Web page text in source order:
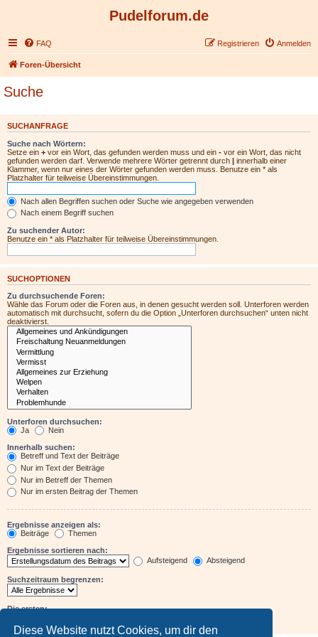
Diese Website nutzt Cookies, um dir den
Pudelforum.de
FAQ Anmelden
Registrieren
Foren-Übersicht
Suche
SUCHANFRAGE
Suche nach Wörtern:
Setze ein + vor ein Wort, das gefunden werden muss und ein - vor ein Wort, das nicht
gefunden werden darf. Verwende mehrere Wörter getrennt durch | innerhalb einer
Klammer, wenn nur eines der Wörter gefunden werden muss. Benutze ein * als
Platzhalter für teilweise Übereinstimmungen.
Nach allen Begriffen suchen oder Suche wie angegeben verwenden
Nach einem Begriff suchen
Zu suchender Autor:
Benutze ein * als Platzhalter für teilweise Übereinstimmungen.
SUCHOPTIONEN
Zu durchsuchende Foren:
Wähle das Forum oder die Foren aus, in denen gesucht werden soll. Unterforen werden
automatisch mit durchsucht, sofern du die Option „Unterforen durchsuchen“ unten nicht
deaktivierst.
Unterforen durchsuchen:
Ja
Nein
Innerhalb suchen:
Betreff und Text der Beiträge
Nur im Text der Beiträge
Nur im Betreff der Themen
Nur im ersten Beitrag der Themen
Ergebnisse anzeigen als:
Beiträge
Themen
Ergebnisse sortieren nach:
Aufsteigend
Absteigend
Suchzeitraum begrenzen:
Die ersten: